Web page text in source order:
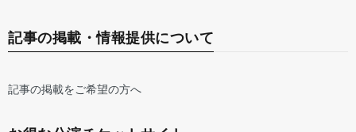
記事の掲載・情報提供について
記事の掲載をご希望の方へ